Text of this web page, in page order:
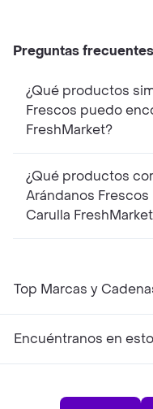
Preguntas frecuentes
¿Qué productos
Frescos puedo
FreshMarket?
¿Qué productos
Arándanos
Carulla
Top Marcas y
Encuéntranos en